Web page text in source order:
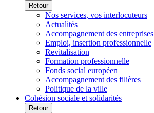
Retour
Nos services, vos interlocuteurs
Actualités
Accompagnement des entreprises
Emploi, insertion professionnelle
Revitalisation
Formation professionnelle
Fonds social européen
Accompagnement des filières
Politique de la ville
Cohésion sociale et solidarités
Retour